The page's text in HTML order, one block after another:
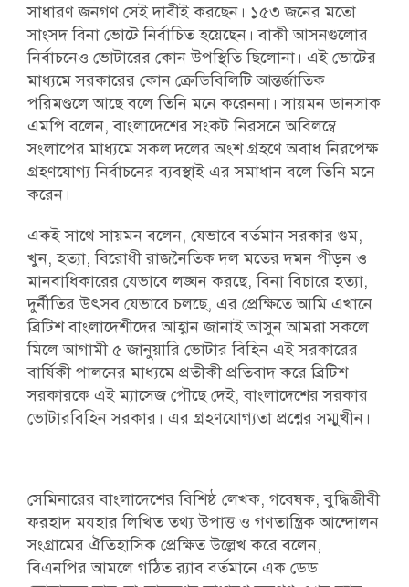
সাধারণ জনগণ সেই দাবীই করছেন। ১৫৩ জনের মতো
সাংসদ বিনা ভোটে নির্বাচিত হয়েছেন। বাকী আসনগুলোর
নির্বাচনেও ভোটারের কোন উপস্থিতি ছিলোনা। এই ভোটের
মাধ্যমে সরকারের কোন ক্রেডিবিলিটি আন্তর্জাতিক
পরিমণ্ডলে আছে বলে তিনি মনে করেননা। সায়মন ডানসাক
এমপি বলেন, বাংলাদেশের সংকট নিরসনে অবিলম্বে
সংলাপের মাধ্যমে সকল দলের অংশ গ্রহণে অবাধ নিরপেক্ষ
গ্রহণযোগ্য নির্বাচনের ব্যবস্থাই এর সমাধান বলে তিনি মনে
করেন।
একই সাথে সায়মন বলেন, যেভাবে বর্তমান সরকার গুম,
খুন, হত্যা, বিরোধী রাজনৈতিক দল মতের দমন পীড়ন ও
মানবাধিকারের যেভাবে লঙ্ঘন করছে, বিনা বিচারে হত্যা,
দুর্নীতির উৎসব যেভাবে চলছে, এর প্রেক্ষিতে আমি এখানে
ব্রিটিশ বাংলাদেশীদের আহ্বান জানাই আসুন আমরা সকলে
মিলে আগামী ৫ জানুয়ারি ভোটার বিহিন এই সরকারের
বার্ষিকী পালনের মাধ্যমে প্রতীকী প্রতিবাদ করে ব্রিটিশ
সরকারকে এই ম্যাসেজ পৌছে দেই, বাংলাদেশের সরকার
ভোটারবিহিন সরকার। এর গ্রহণযোগ্যতা প্রশ্নের সম্মুখীন।
সেমিনারের বাংলাদেশের বিশিষ্ঠ লেখক, গবেষক, বুদ্ধিজীবী
ফরহাদ মযহার লিখিত তথ্য উপাত্ত ও গণতান্ত্রিক আন্দোলন
সংগ্রামের ঐতিহাসিক প্রেক্ষিত উল্লেখ করে বলেন,
বিএনপির আমলে গঠিত র‍্যাব বর্তমানে এক ডেড